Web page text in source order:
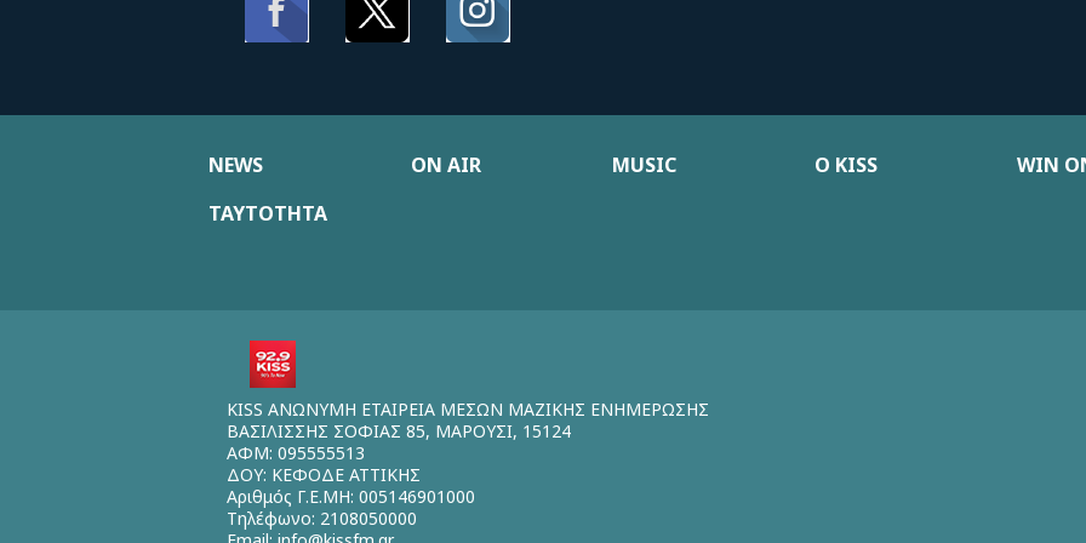
NEWS ON AIR MUSIC Ο KISS WIN
ΤΑΥΤΟΤΗΤΑ
KISS ΑΝΩΝΥΜΗ ΕΤΑΙΡΕΙΑ ΜΕΣΩΝ ΜΑΖΙΚΗΣ ΕΝΗΜΕΡΩΣΗΣ
ΒΑΣΙΛΙΣΣΗΣ ΣΟΦΙΑΣ 85, ΜΑΡΟΥΣΙ, 15124
ΑΦΜ: 095555513
ΔΟΥ: ΚΕΦΟΔΕ ΑΤΤΙΚΗΣ
Αριθμός Γ.Ε.ΜΗ: 005146901000
Τηλέφωνο: 2108050000